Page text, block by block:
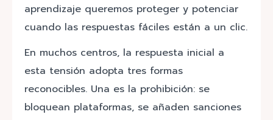
aprendizaje queremos proteger y potenciar
cuando las respuestas fáciles están a un clic.
En muchos centros, la respuesta inicial a
esta tensión adopta tres formas
reconocibles. Una es la prohibición: se
bloquean plataformas, se añaden sanciones